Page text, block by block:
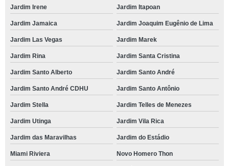
Jardim Irene Jardim Itapoan
Jardim Jamaica Jardim Joaquim Eugênio de Lima
Jardim Las Vegas Jardim Marek
Jardim Rina Jardim Santa Cristina
Jardim Santo Alberto Jardim Santo André
Jardim Santo André CDHU Jardim Santo Antônio
Jardim Stella Jardim Telles de Menezes
Jardim Utinga Jardim Vila Rica
Jardim das Maravilhas Jardim do Estádio
Miami Riviera Novo Homero Thon